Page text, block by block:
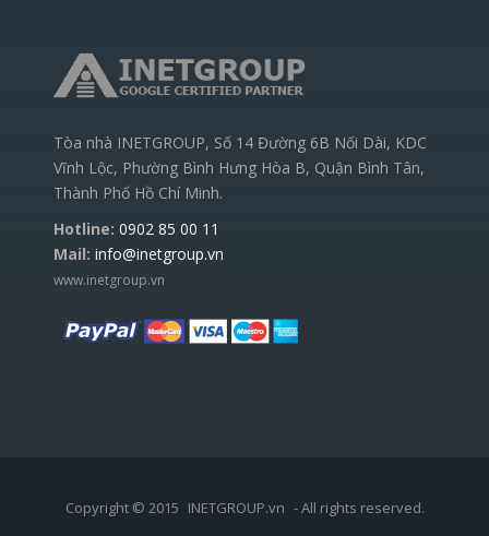
Tòa nhà INETGROUP, Số 14 Đường 6B Nối Dài, KDC
Vĩnh Lộc, Phường Bình Hưng Hòa B, Quận Bình Tân,
Thành Phố Hồ Chí Minh.
Hotline: 0902 85 00 11
Mail: info@inetgroup.vn
www.inetgroup.vn
Copyright © 2015 INETGROUP.vn - All rights reserved.